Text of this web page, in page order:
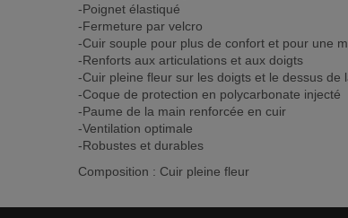
-Poignet élastiqué
-Fermeture par velcro
-Cuir souple pour plus de confort et pour une
-Renforts aux articulations et aux doigts
-Cuir pleine fleur sur les doigts et le dessus de
-Coque de protection en polycarbonate injecté
-Paume de la main renforcée en cuir
-Ventilation optimale
-Robustes et durables
Composition : Cuir pleine fleur